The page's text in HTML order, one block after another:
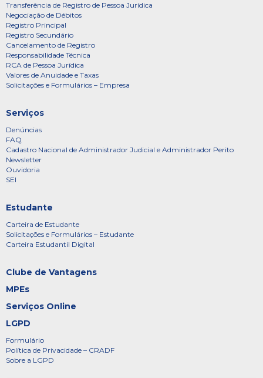
Transferência de Registro de Pessoa Jurídica
Negociação de Débitos
Registro Principal
Registro Secundário
Cancelamento de Registro
Responsabilidade Técnica
RCA de Pessoa Jurídica
Valores de Anuidade e Taxas
Solicitações e Formulários – Empresa
Serviços
Denúncias
FAQ
Cadastro Nacional de Administrador Judicial e Administrador Perito
Newsletter
Ouvidoria
SEI
Estudante
Carteira de Estudante
Solicitações e Formulários – Estudante
Carteira Estudantil Digital
Clube de Vantagens
MPEs
Serviços Online
LGPD
Formulário
Política de Privacidade – CRADF
Sobre a LGPD